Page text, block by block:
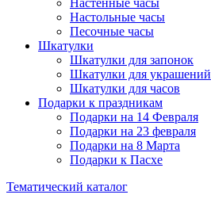
Настенные часы
Настольные часы
Песочные часы
Шкатулки
Шкатулки для запонок
Шкатулки для украшений
Шкатулки для часов
Подарки к праздникам
Подарки на 14 Февраля
Подарки на 23 февраля
Подарки на 8 Марта
Подарки к Пасхе
Тематический каталог